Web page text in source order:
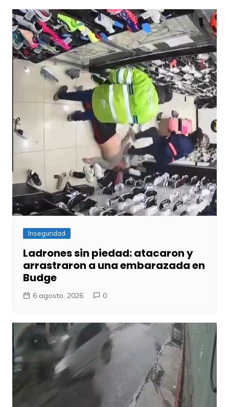
Inseguridad
Ladrones sin piedad: atacaron y
arrastraron a una embarazada en
Budge
6 agosto, 2026 0